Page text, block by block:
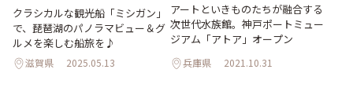
クラシカルな観光船「ミシガン」
で、琵琶湖のパノラマビュー＆グ
ルメを楽しむ船旅を♪
滋賀県 2025.05.13
アートといきものたちが融合する
次世代水族館。神戸ポートミュー
ジアム「アトア」オープン
兵庫県 2021.10.31